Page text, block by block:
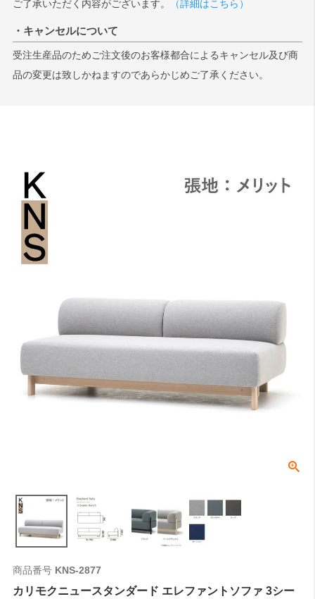
ご了承いただく内容がございます。
（詳細はこちら）
・キャンセルについて
受注生産品のためご注文後のお客様都合によるキャンセル及び商
品の変更は致しかねますのであらかじめご了承ください。
商品番号 KNS-2877
カリモクニュースタンダード エレファントソファ 3シー